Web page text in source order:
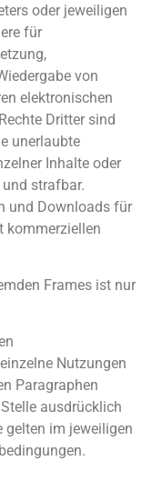
oder jeweiligen
für
von
elektronischen
Dritter sind
unerlaubte
Inhalte oder
strafbar.
und Downloads für
kommerziellen
Frames ist nur
Nutzungen
Paragraphen
ausdrücklich
gelten im jeweiligen